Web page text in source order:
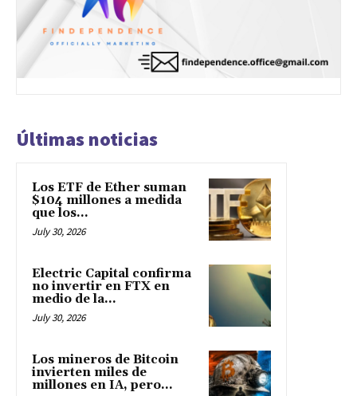
Últimas noticias
Los ETF de Ether suman
$104 millones a medida
que los...
July 30, 2026
Electric Capital confirma
no invertir en FTX en
medio de la...
July 30, 2026
Los mineros de Bitcoin
invierten miles de
millones en IA, pero...